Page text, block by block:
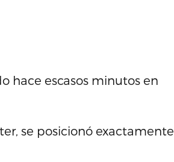
hace escasos minutos en
se posicionó exactamente